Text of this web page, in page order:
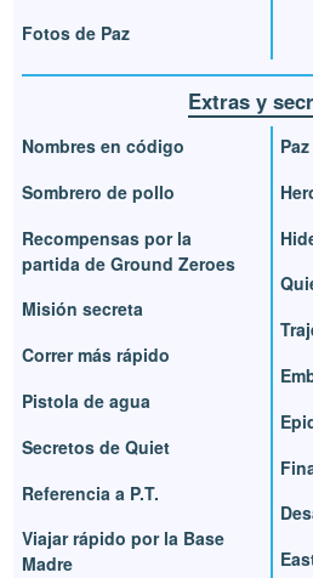
Fotos de Paz
Extras y
Nombres en código
Sombrero de pollo
Recompensas por la
partida de Ground Zeroes
Misión secreta
Correr más rápido
Pistola de agua
Secretos de Quiet
Referencia a P.T.
Viajar rápido por la Base
Madre
Paz